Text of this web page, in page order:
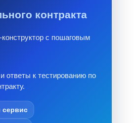
контракта
с пошаговым
ответы к тестированию по